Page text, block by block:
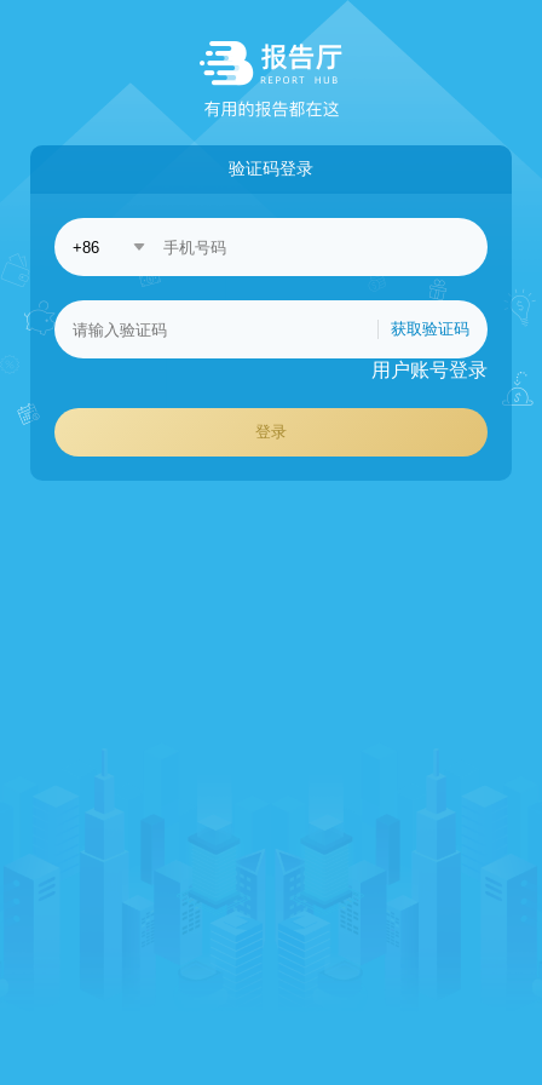
验证码登录
获取验证码
用户账号登录
登录